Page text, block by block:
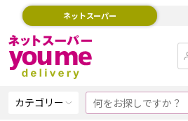
ネットスーパー
カテゴリー